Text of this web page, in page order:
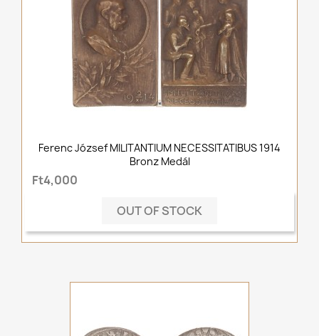
Ferenc József MILITANTIUM NECESSITATIBUS 1914
Bronz Medál
Ft4,000
OUT OF STOCK